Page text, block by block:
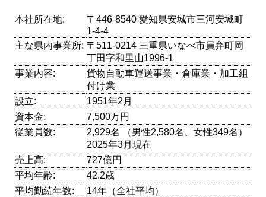
本社所在地:
〒446-8540 愛知県安城市三河安城町
1-4-4
主な県内事業所: 〒511-0214 三重県いなべ市員弁町岡
丁田字和里山1996-1
事業内容:
貨物自動車運送事業・倉庫業・加工組
付け業
設立:
1951年2月
資本金:
7,500万円
従業員数:
2,929名 （男性2,580名、女性349名）
2025年3月現在
売上高:
727億円
平均年齢:
42.2歳
平均勤続年数:
14年（全社平均）